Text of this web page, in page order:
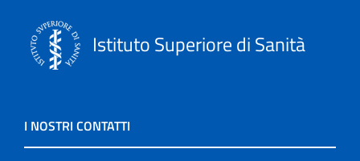
Istituto Superiore di Sanità
I NOSTRI CONTATTI